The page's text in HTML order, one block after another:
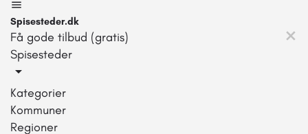
Spisesteder.dk
Få gode tilbud (gratis)
Spisesteder
Kategorier
Kommuner
Regioner